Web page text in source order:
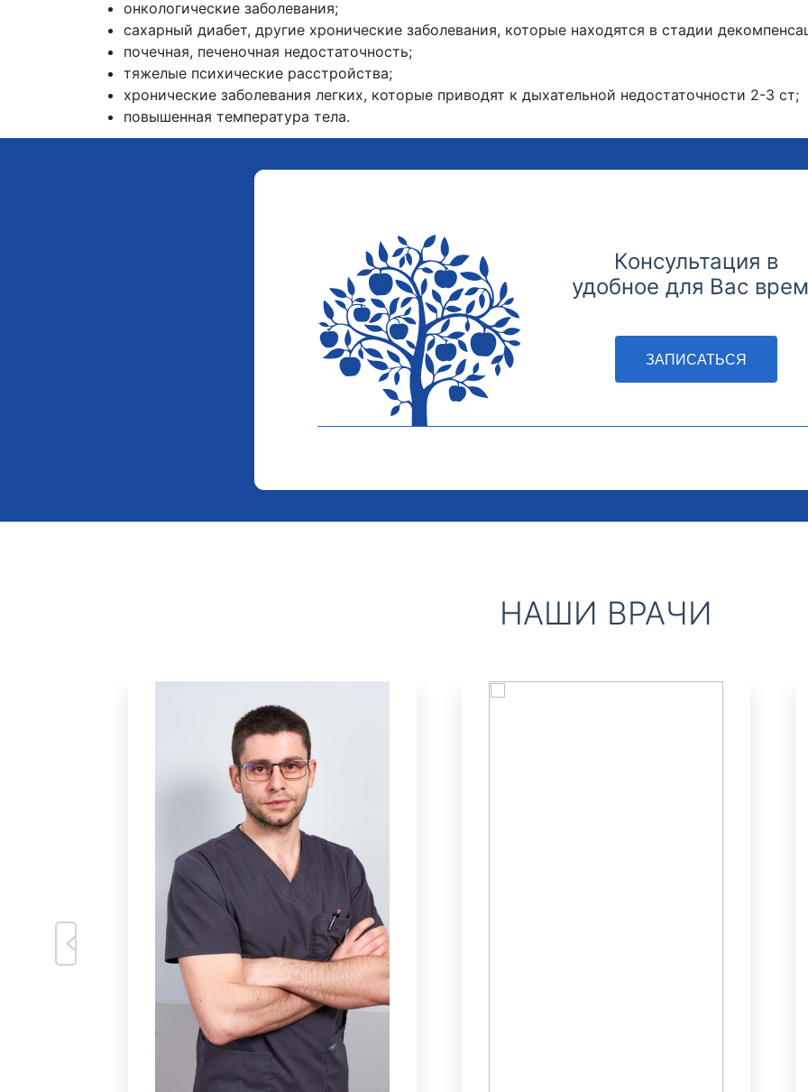
онкологические заболевания;
сахарный диабет, другие хронические заболевания, которые находятся в стадии
почечная, печеночная недостаточность;
тяжелые психические расстройства;
хронические заболевания легких, которые приводят к дыхательной недостаточности 2-3 ст;
повышенная температура тела.
Консультация в
удобное для Вас
ЗАПИСАТЬСЯ
НАШИ ВРАЧИ